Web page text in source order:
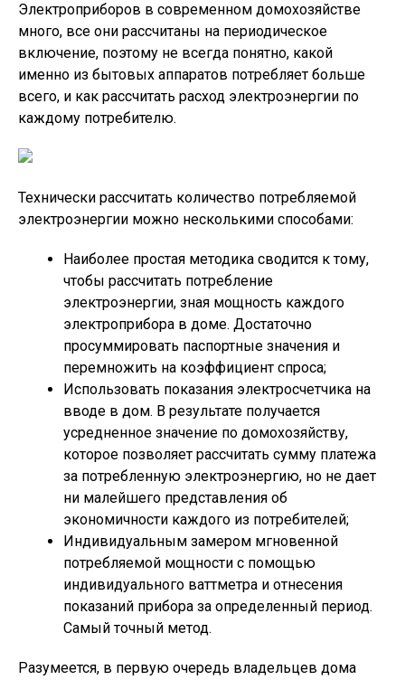
Электроприборов в современном домохозяйстве
много, все они рассчитаны на периодическое
включение, поэтому не всегда понятно, какой
именно из бытовых аппаратов потребляет больше
всего, и как рассчитать расход электроэнергии по
каждому потребителю.
Технически рассчитать количество потребляемой
электроэнергии можно несколькими способами:
Наиболее простая методика сводится к тому,
чтобы рассчитать потребление
электроэнергии, зная мощность каждого
электроприбора в доме. Достаточно
просуммировать паспортные значения и
перемножить на коэффициент спроса;
Использовать показания электросчетчика на
вводе в дом. В результате получается
усредненное значение по домохозяйству,
которое позволяет рассчитать сумму платежа
за потребленную электроэнергию, но не дает
ни малейшего представления об
экономичности каждого из потребителей;
Индивидуальным замером мгновенной
потребляемой мощности с помощью
индивидуального ваттметра и отнесения
показаний прибора за определенный период.
Самый точный метод.
Разумеется, в первую очередь владельцев дома